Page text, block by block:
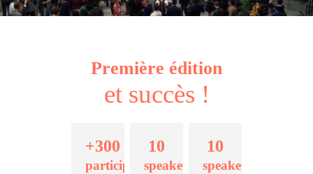
Première édition
et succès !
+300
participants
10
speakers
10
speakers